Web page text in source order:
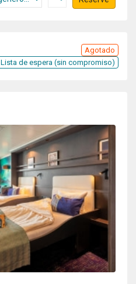
Agotado
Lista de espera (sin compromiso)